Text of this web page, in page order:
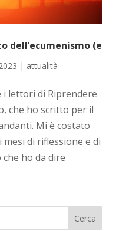
dell’ecumenismo (e
| attualità
i lettori di Riprendere
che ho scritto per il
Mi è costato
di riflessione e di
ho da dire
Cerca